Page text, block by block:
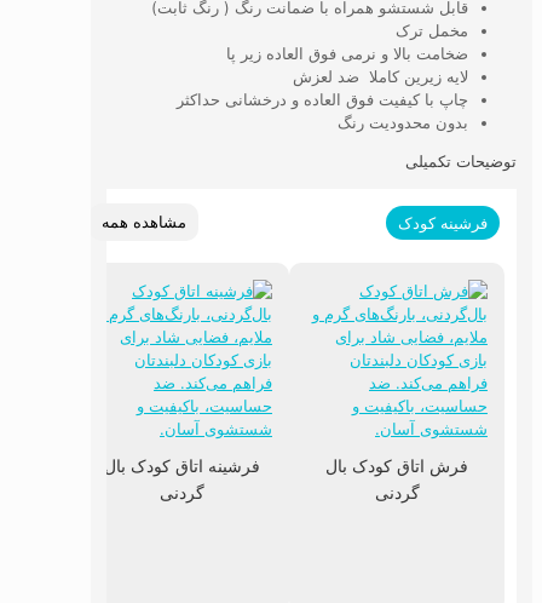
قابل شستشو همراه با ضمانت رنگ ( رنگ ثابت)
مخمل ترک
ضخامت بالا و نرمی فوق العاده زیر پا
لایه زیرین کاملا ضد لعزش
چاپ با کیفیت فوق العاده و درخشانی حداکثر
بدون محدودیت رنگ
توضیحات تکمیلی
فرشینه کودک مشاهده همه
فرش اتاق کودک بال
گردنی
فرشینه اتاق کودک بال
گردنی